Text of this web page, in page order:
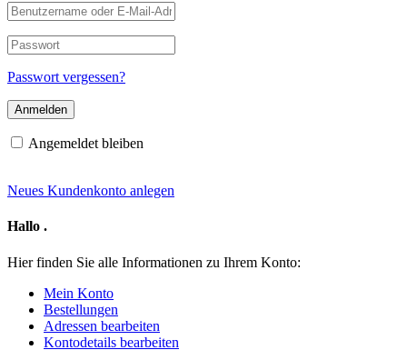
Benutzername
oder
E-
Mail-
Adresse
Passwort
Passwort vergessen?
Angemeldet bleiben
Neues Kundenkonto anlegen
Hallo .
Hier finden Sie alle Informationen zu Ihrem Konto:
Mein Konto
Bestellungen
Adressen bearbeiten
Kontodetails bearbeiten